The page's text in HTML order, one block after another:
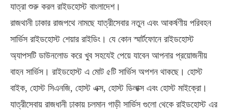
যাত্রা শুরু করল রাইডহোস্ট বাংলাদেশ।
রাজথানী ঢাকার রাজপথে নামছে যাত্রীসেবার নতুন এবং আকর্ষণীয় পরিবহন
সার্ভিস রাইডহোস্ট শেয়ার রাইডিং। যে কোন স্মার্টফোনে রাইডহোস্ট
অ্যাপসটি ডাউনলোড করে খুব সহযেই পেয়ে যাবেন আপনার প্রয়োজনীয়
বাহন সার্ভিস। রাইডহোস্ট এ মোট ৫টি সার্ভিস অপশন থাকছে। হোস্ট
বাইক, হোস্ট সিএনজি, হোস্ট এক্স, হোস্ট ডিলাক্স এবং হোস্ট মাইক্রো।
যাত্রীসেবায় রাজধানী ঢাকায় চলমান গাড়ী সার্ভিস গুলো থেকে রাইডহোস্ট এর